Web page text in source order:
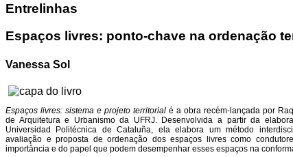
Entrelinhas
Espaços livres: ponto-chave na ordenação
Vanessa Sol
Espaços livres: sistema e projeto territorial é a obra recém-lançada por
de Arquitetura e Urbanismo da UFRJ. Desenvolvida a partir da
Universidad Politécnica de Cataluña, ela elabora um método
avaliação e proposta de ordenação dos espaços livres como
importância e do papel que podem desempenhar esses espaços na